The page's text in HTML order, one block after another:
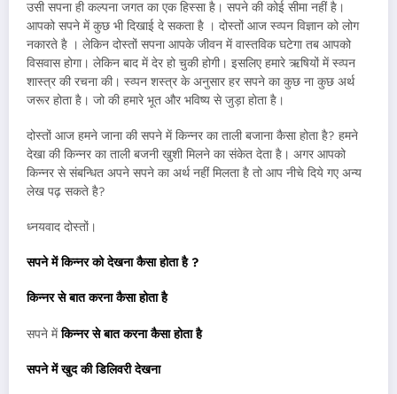
उसी सपना ही कल्पना जगत का एक हिस्सा है। सपने की कोई सीमा नहीं है।
आपको सपने में कुछ भी दिखाई दे सकता है । दोस्तों आज स्व्पन विज्ञान को लोग
नकारते है । लेकिन दोस्तों सपना आपके जीवन में वास्तविक घटेगा तब आपको
विसवास होगा। लेकिन बाद में देर हो चुकी होगी। इसलिए हमारे ऋषियों में स्व्पन
शास्त्र की रचना की। स्व्पन शस्त्र के अनुसार हर सपने का कुछ ना कुछ अर्थ
जरूर होता है। जो की हमारे भूत और भविष्य से जुड़ा होता है।
दोस्तों आज हमने जाना की सपने में किन्नर का ताली बजाना कैसा होता है? हमने
देखा की किन्नर का ताली बजनी खुशी मिलने का संकेत देता है। अगर आपको
किन्नर से संबन्धित अपने सपने का अर्थ नहीं मिलता है तो आप नीचे दिये गए अन्य
लेख पढ़ सकते है?
ध्नयवाद दोस्तों।
सपने में किन्नर को देखना कैसा होता है ?
किन्नर से बात करना कैसा होता है
सपने मेंकिन्नर से बात करना कैसा होता है
सपने में खुद की डिलिवरी देखना